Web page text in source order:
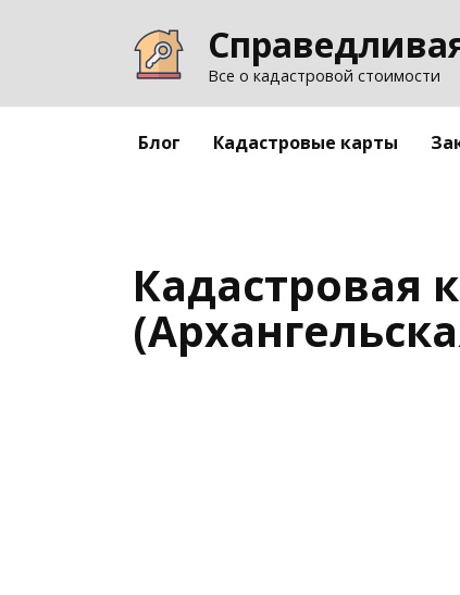
Все о кадастровой стоимости
Блог Кадастровые карты
Кадастровая